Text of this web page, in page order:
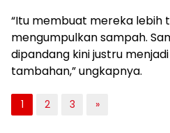
“Itu membuat mereka lebih
mengumpulkan sampah.
dipandang kini justru
tambahan,” ungkapnya.
1 2 3 »